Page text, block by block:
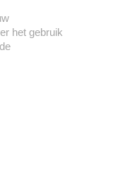
het gebruik